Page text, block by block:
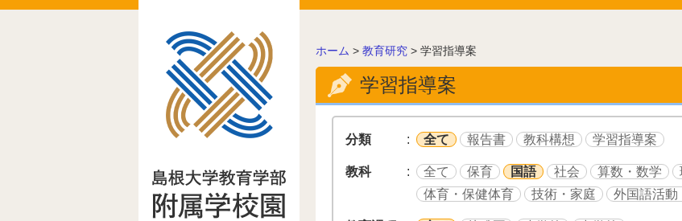
このページの本文へ
こ
の
ー
ホーム > 教育研究 > 学習指導案
学習指導案
分類 全て 報告書 教科構想 学習指導案
教科 全て 保育 国語 社会 算数・数学
体育・保健体育
技術・家庭 外国語活動